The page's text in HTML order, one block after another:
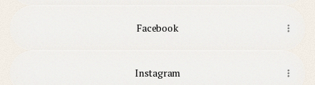
Facebook
Instagram